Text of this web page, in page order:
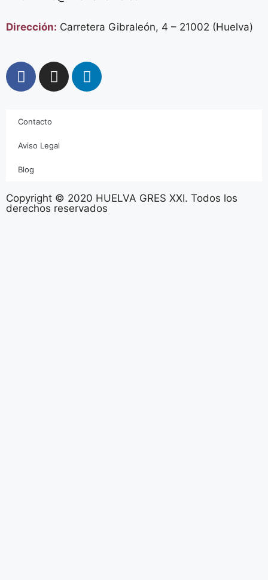
Dirección: Carretera Gibraleón, 4 – 21002 (Huelva)
Contacto
Aviso Legal
Blog
Copyright © 2020 HUELVA GRES XXI. Todos los
derechos reservados